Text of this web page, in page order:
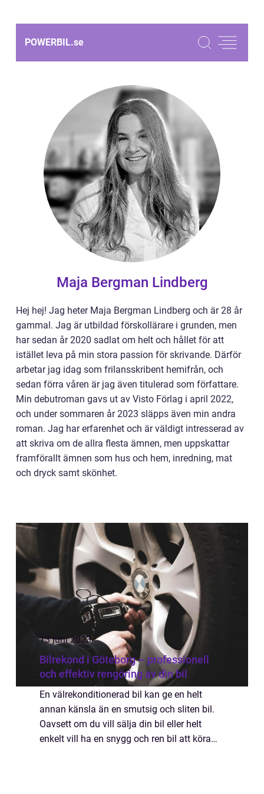
POWERBIL.se
Maja Bergman Lindberg
Hej hej! Jag heter Maja Bergman Lindberg och är 28 år
gammal. Jag är utbildad förskollärare i grunden, men
har sedan år 2020 sadlat om helt och hållet för att
istället leva på min stora passion för skrivande. Därför
arbetar jag idag som frilansskribent hemifrån, och
sedan förra våren är jag även titulerad som författare.
Min debutroman gavs ut av Visto Förlag i april 2022,
och under sommaren år 2023 släpps även min andra
roman. Jag har erfarenhet och är väldigt intresserad av
att skriva om de allra flesta ämnen, men uppskattar
framförallt ämnen som hus och hem, inredning, mat
och dryck samt skönhet.
13 juni 2023
Bilrekond i Göteborg – professionell
och effektiv rengöring av din bil
En välrekonditionerad bil kan ge en helt
annan känsla än en smutsig och sliten bil.
Oavsett om du vill sälja din bil eller helt
enkelt vill ha en snygg och ren bil att köra